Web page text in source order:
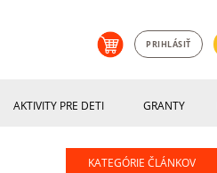
PRIHLÁSIŤ
AKTIVITY PRE DETI GRANTY
KATEGÓRIE ČLÁNKOV